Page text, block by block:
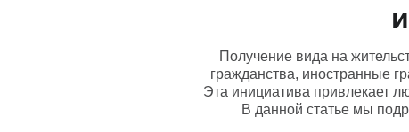
Получение вида на
гражданства, иностранные
Эта инициатива привлекает
В данной статье мы